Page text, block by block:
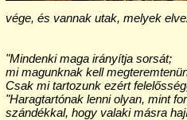
vége, és vannak utak, melyek
"Mindenki maga irányítja sorsát;
mi magunknak kell
Csak mi tartozunk ezért
"Haragtartónak lenni olyan, mint
szándékkal, hogy valaki másra